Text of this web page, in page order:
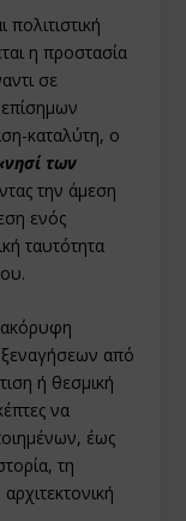
πολιτιστική
η προστασία
σε
καταλύτη, ο
των
την άμεση
ενός
ταυτότητα
ξεναγήσεων από
ή θεσμική
να
έως
τη